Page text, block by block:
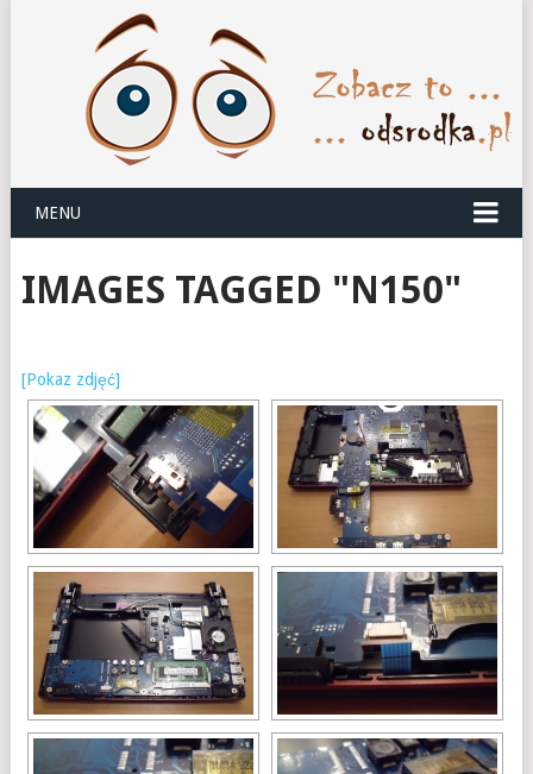
MENU
IMAGES TAGGED "N150"
[Pokaz zdjęć]